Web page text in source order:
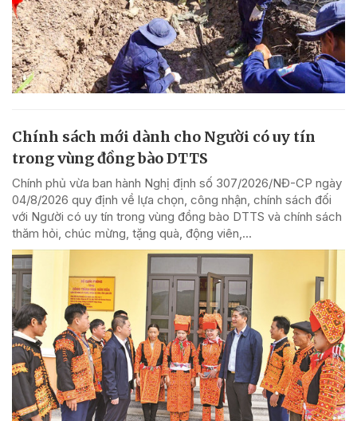
Chính sách mới dành cho Người có uy tín
trong vùng đồng bào DTTS
Chính phủ vừa ban hành Nghị định số 307/2026/NĐ-CP ngày
04/8/2026 quy định về lựa chọn, công nhận, chính sách đối
với Người có uy tín trong vùng đồng bào DTTS và chính sách
thăm hỏi, chúc mừng, tặng quà, động viên,...